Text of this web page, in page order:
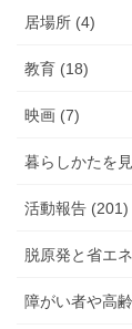
居場所 (4)
教育 (18)
映画 (7)
暮らしかたを
活動報告 (201)
脱原発と省エ
障がい者や高